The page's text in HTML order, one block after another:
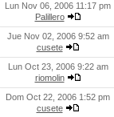
Lun Nov 06, 2006 11:17 pm
Palillero
Jue Nov 02, 2006 9:52 am
cusete
Lun Oct 23, 2006 9:22 am
riomolin
Dom Oct 22, 2006 1:52 pm
cusete